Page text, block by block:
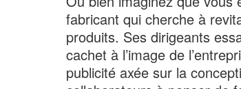
fabricant qui cherche à
produits. Ses dirigeants
cachet à l’image de
publicité axée sur la